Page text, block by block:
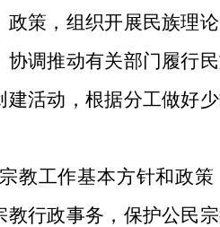
政策，组织开展民族理
调推动有关部门履行
活动，根据分工做好
教工作基本方针和政
行政事务，保护公民